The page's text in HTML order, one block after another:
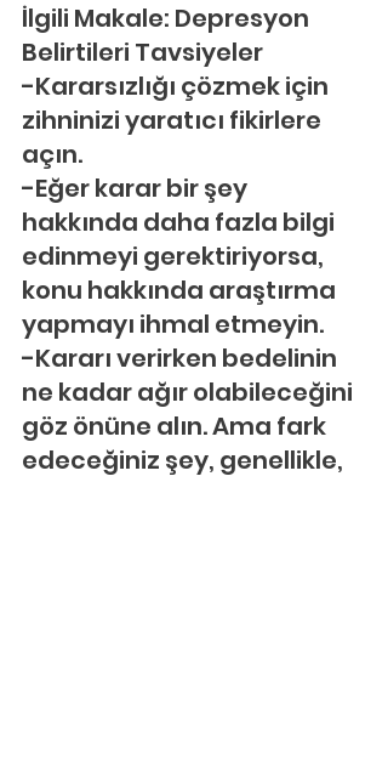
İlgili Makale: Depresyon
Belirtileri Tavsiyeler
-Kararsızlığı çözmek için
zihninizi yaratıcı fikirlere
açın.
-Eğer karar bir şey
hakkında daha fazla bilgi
edinmeyi gerektiriyorsa,
konu hakkında araştırma
yapmayı ihmal etmeyin.
-Kararı verirken bedelinin
ne kadar ağır olabileceğini
göz önüne alın. Ama fark
edeceğiniz şey, genellikle,